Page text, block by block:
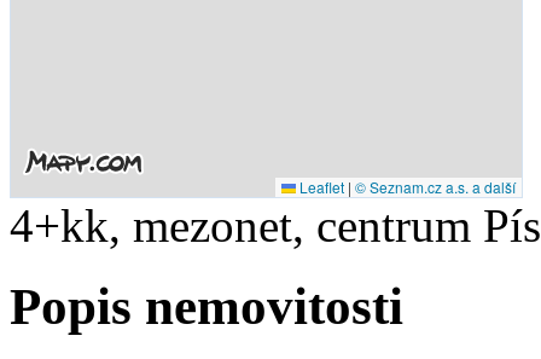
Leaflet | © Seznam.cz a.s. a další
4+kk, mezonet, centrum
Popis nemovitosti